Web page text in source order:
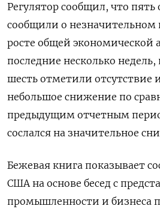
Регулятор сообщил, что пять
сообщили о
росте общей экономической
последние несколько
шесть отметили отсутствие
небольшое снижение по
предыдущим отчетным
сослался на значительное
Бежевая книга показывает
США на основе бесед с
промышленности и бизнеса